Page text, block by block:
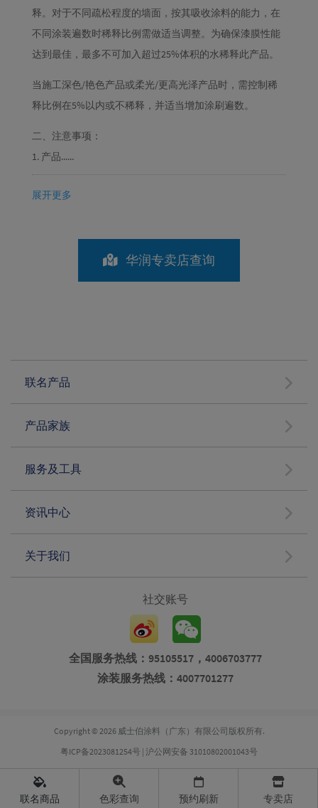
释。对于不同疏松程度的墙面，按其吸收涂料的能力，在
不同涂装遍数时稀释比例需做适当调整。为确保漆膜性能
达到最佳，最多不可加入超过25%体积的水稀释此产品。
当施工深色/艳色产品或柔光/更高光泽产品时，需控制稀
释比例在5%以内或不稀释，并适当增加涂刷遍数。
二、注意事项：
1. 产品......
展开更多
华润专卖店查询
联名产品
产品家族
服务及工具
资讯中心
关于我们
社交账号
全国服务热线：95105517，4006703777
涂装服务热线：4007701277
联名商品 色彩查询 预约刷新 专卖店
Copyright © 2026 威士伯涂料（广东）有限公司版权所有.
粤ICP备2023081254号 | 沪公网安备 31010802001043号